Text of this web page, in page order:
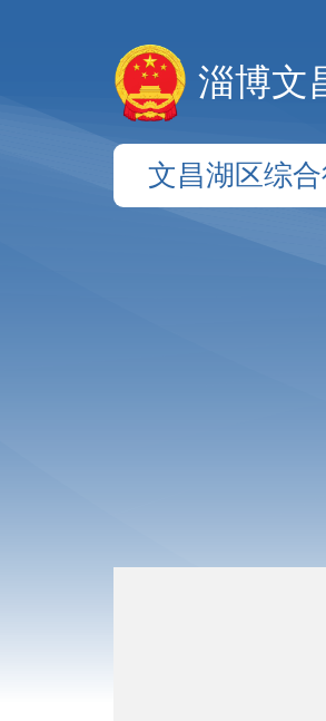
淄博文
文昌湖区综